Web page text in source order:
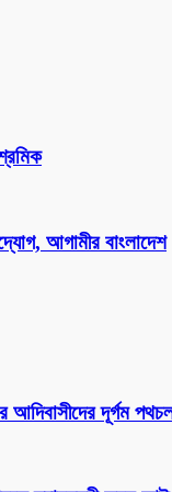
আগামীর বাংলাদেশ
দূর্গম